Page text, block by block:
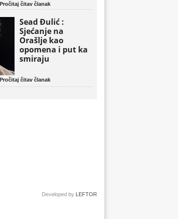
Pročitaj čitav članak
Sead Đulić :
Sjećanje na
Orašlje kao
opomena i put ka
smiraju
Pročitaj čitav članak
Developed by LEFTOR